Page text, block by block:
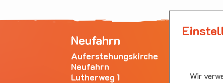
Neufahrn
Auferstehungskirche
Neufahrn
Lutherweg 1
Wir